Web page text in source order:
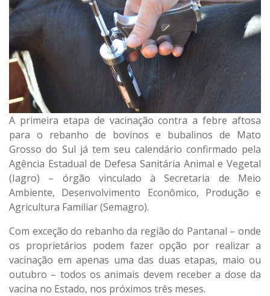
A primeira etapa de vacinação contra a febre aftosa
para o rebanho de bovinos e bubalinos de Mato
Grosso do Sul já tem seu calendário confirmado pela
Agência Estadual de Defesa Sanitária Animal e Vegetal
(Iagro) – órgão vinculado à Secretaria de Meio
Ambiente, Desenvolvimento Econômico, Produção e
Agricultura Familiar (Semagro).
Com exceção do rebanho da região do Pantanal – onde
os proprietários podem fazer opção por realizar a
vacinação em apenas uma das duas etapas, maio ou
outubro – todos os animais devem receber a dose da
vacina no Estado, nos próximos três meses.